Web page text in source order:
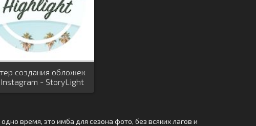
создания обложек
Instagram - StoryLight
время, это имба для сезона фото, без всяких лагов и